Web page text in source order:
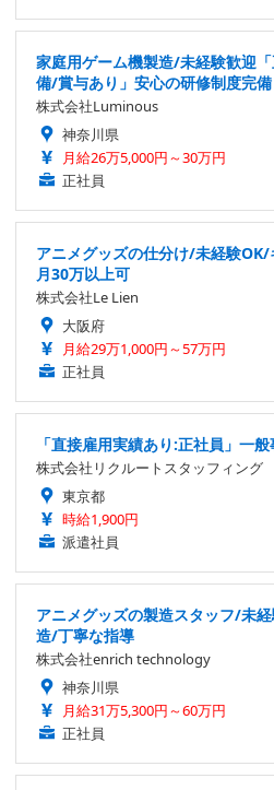
家庭用ゲーム機製造/未経験歓迎
備/賞与あり」安心の研修制度完備
株式会社Luminous
神奈川県
月給26万5,000円～30万円
正社員
アニメグッズの仕分け/未経験
月30万以上可
株式会社Le Lien
大阪府
月給29万1,000円～57万円
正社員
「直接雇用実績あり:正社員」一
株式会社リクルートスタッフィング
東京都
時給1,900円
派遣社員
アニメグッズの製造スタッフ/未
造/丁寧な指導
株式会社enrich technology
神奈川県
月給31万5,300円～60万円
正社員